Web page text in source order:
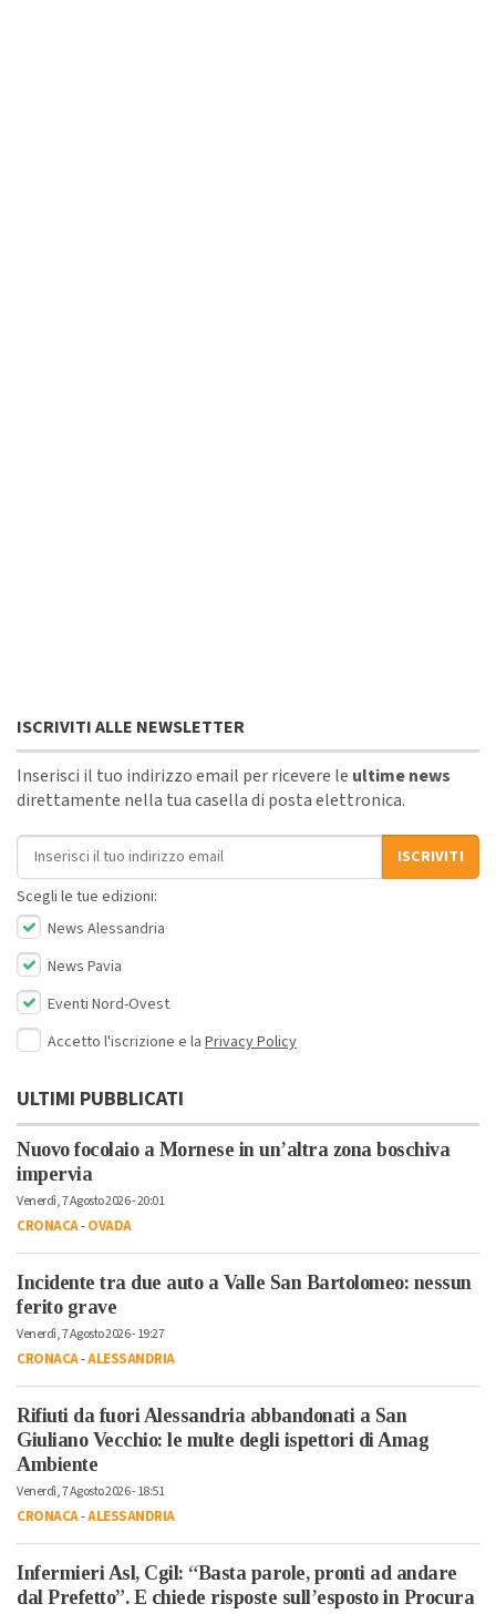
ISCRIVITI ALLE NEWSLETTER
Inserisci il tuo indirizzo email per ricevere le ultime news
direttamente nella tua casella di posta elettronica.
Indirizzo email
ISCRIVITI
Scegli le tue edizioni:
News Alessandria
News Pavia
Eventi Nord-Ovest
Accetto l'iscrizione e la Privacy Policy
ULTIMI PUBBLICATI
Nuovo focolaio a Mornese in un’altra zona boschiva
impervia
Venerdì, 7 Agosto 2026 - 20:01
CRONACA-OVADA
Incidente tra due auto a Valle San Bartolomeo: nessun
ferito grave
Venerdì, 7 Agosto 2026 - 19:27
CRONACA-ALESSANDRIA
Rifiuti da fuori Alessandria abbandonati a San
Giuliano Vecchio: le multe degli ispettori di Amag
Ambiente
Venerdì, 7 Agosto 2026 - 18:51
CRONACA-ALESSANDRIA
Infermieri Asl, Cgil: “Basta parole, pronti ad andare
dal Prefetto”. E chiede risposte sull’esposto in Procura